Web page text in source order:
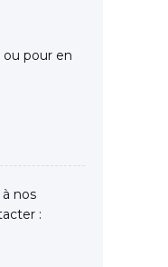
pour en
nos
: